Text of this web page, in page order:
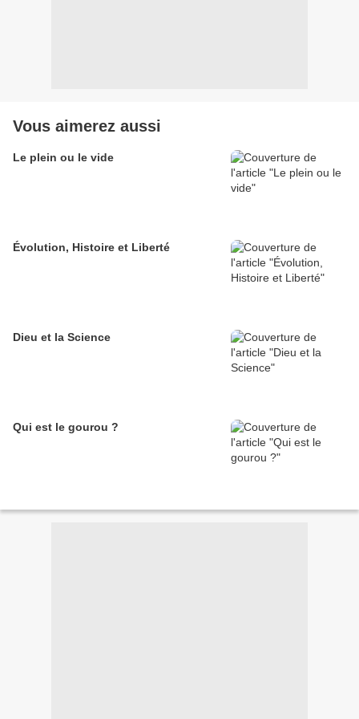
Vous aimerez aussi
Le plein ou le vide
Évolution, Histoire et Liberté
Dieu et la Science
Qui est le gourou ?